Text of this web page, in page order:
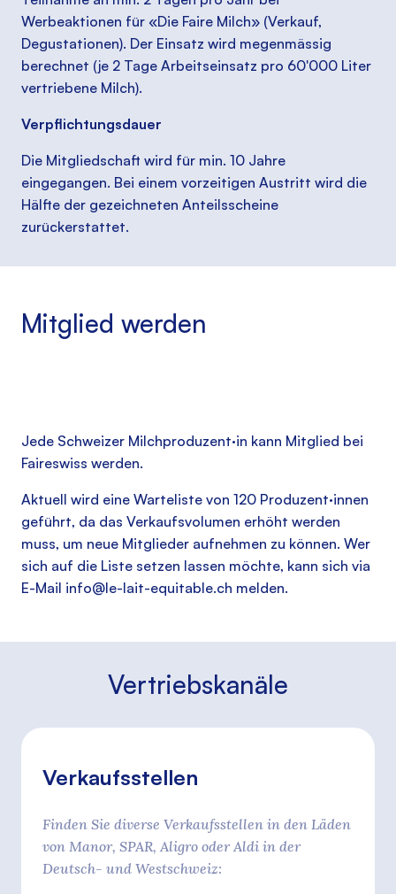
Werbeaktionen für «Die Faire Milch» (Verkauf,
Degustationen). Der Einsatz wird megenmässig
berechnet (je 2 Tage Arbeitseinsatz pro 60'000 Liter
vertriebene Milch).
Verpflichtungsdauer
Die Mitgliedschaft wird für min. 10 Jahre
eingegangen. Bei einem vorzeitigen Austritt wird die
Hälfte der gezeichneten Anteilsscheine
zurückerstattet.
Mitglied werden
Jede Schweizer Milchproduzent·in kann Mitglied bei
Faireswiss werden.
Aktuell wird eine Warteliste von 120 Produzent·innen
geführt, da das Verkaufsvolumen erhöht werden
muss, um neue Mitglieder aufnehmen zu können. Wer
sich auf die Liste setzen lassen möchte, kann sich via
E-Mail info@le-lait-equitable.ch melden.
Vertriebskanäle
Verkaufsstellen
Finden Sie diverse Verkaufsstellen in den Läden
von Manor, SPAR, Aligro oder Aldi in der
Deutsch- und Westschweiz: